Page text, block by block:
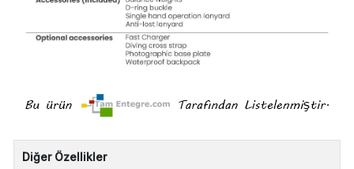
Diğer Özellikler